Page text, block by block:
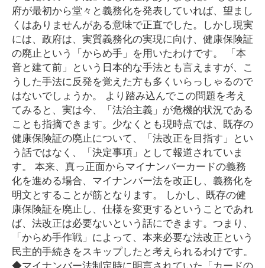
府が最初から堂々と義務化を発表していれば、望まし
くはありませんがある意味で正直でした。しかし現実
には、政府は、実質義務化の実現に向け、健康保険証
の廃止という「からめ手」を用いたわけです。 「本
音と建て前」という日本的な手法とも言えますが、こ
うした手法に反発を覚えた方も多くいらっしゃるので
はないでしょうか。 より踏み込んでこの問題を考え
てみると、実は今、「法治主義」が危機的状況である
ことも指摘できます。少なくとも現時点では、既存の
健康保険証の廃止について、「法改正を目指す」とい
う話ではなく、「決定事項」として報道されていま
す。 本来、真っ正面からマイナンバーカードの義務
化を進める場合、マイナンバー法を改正し、義務化を
明文とすることが筋となります。 しかし、既存の健
康保険証を廃止し、仕様を変更するということであれ
ば、法改正は必要ないという話にできます。つまり、
「からめ手作戦」によって、本来必要な法改正という
民主的手続きをスキップしたと考えられるわけです。
◆マイナンバー法制定時に明言されていた「カードの